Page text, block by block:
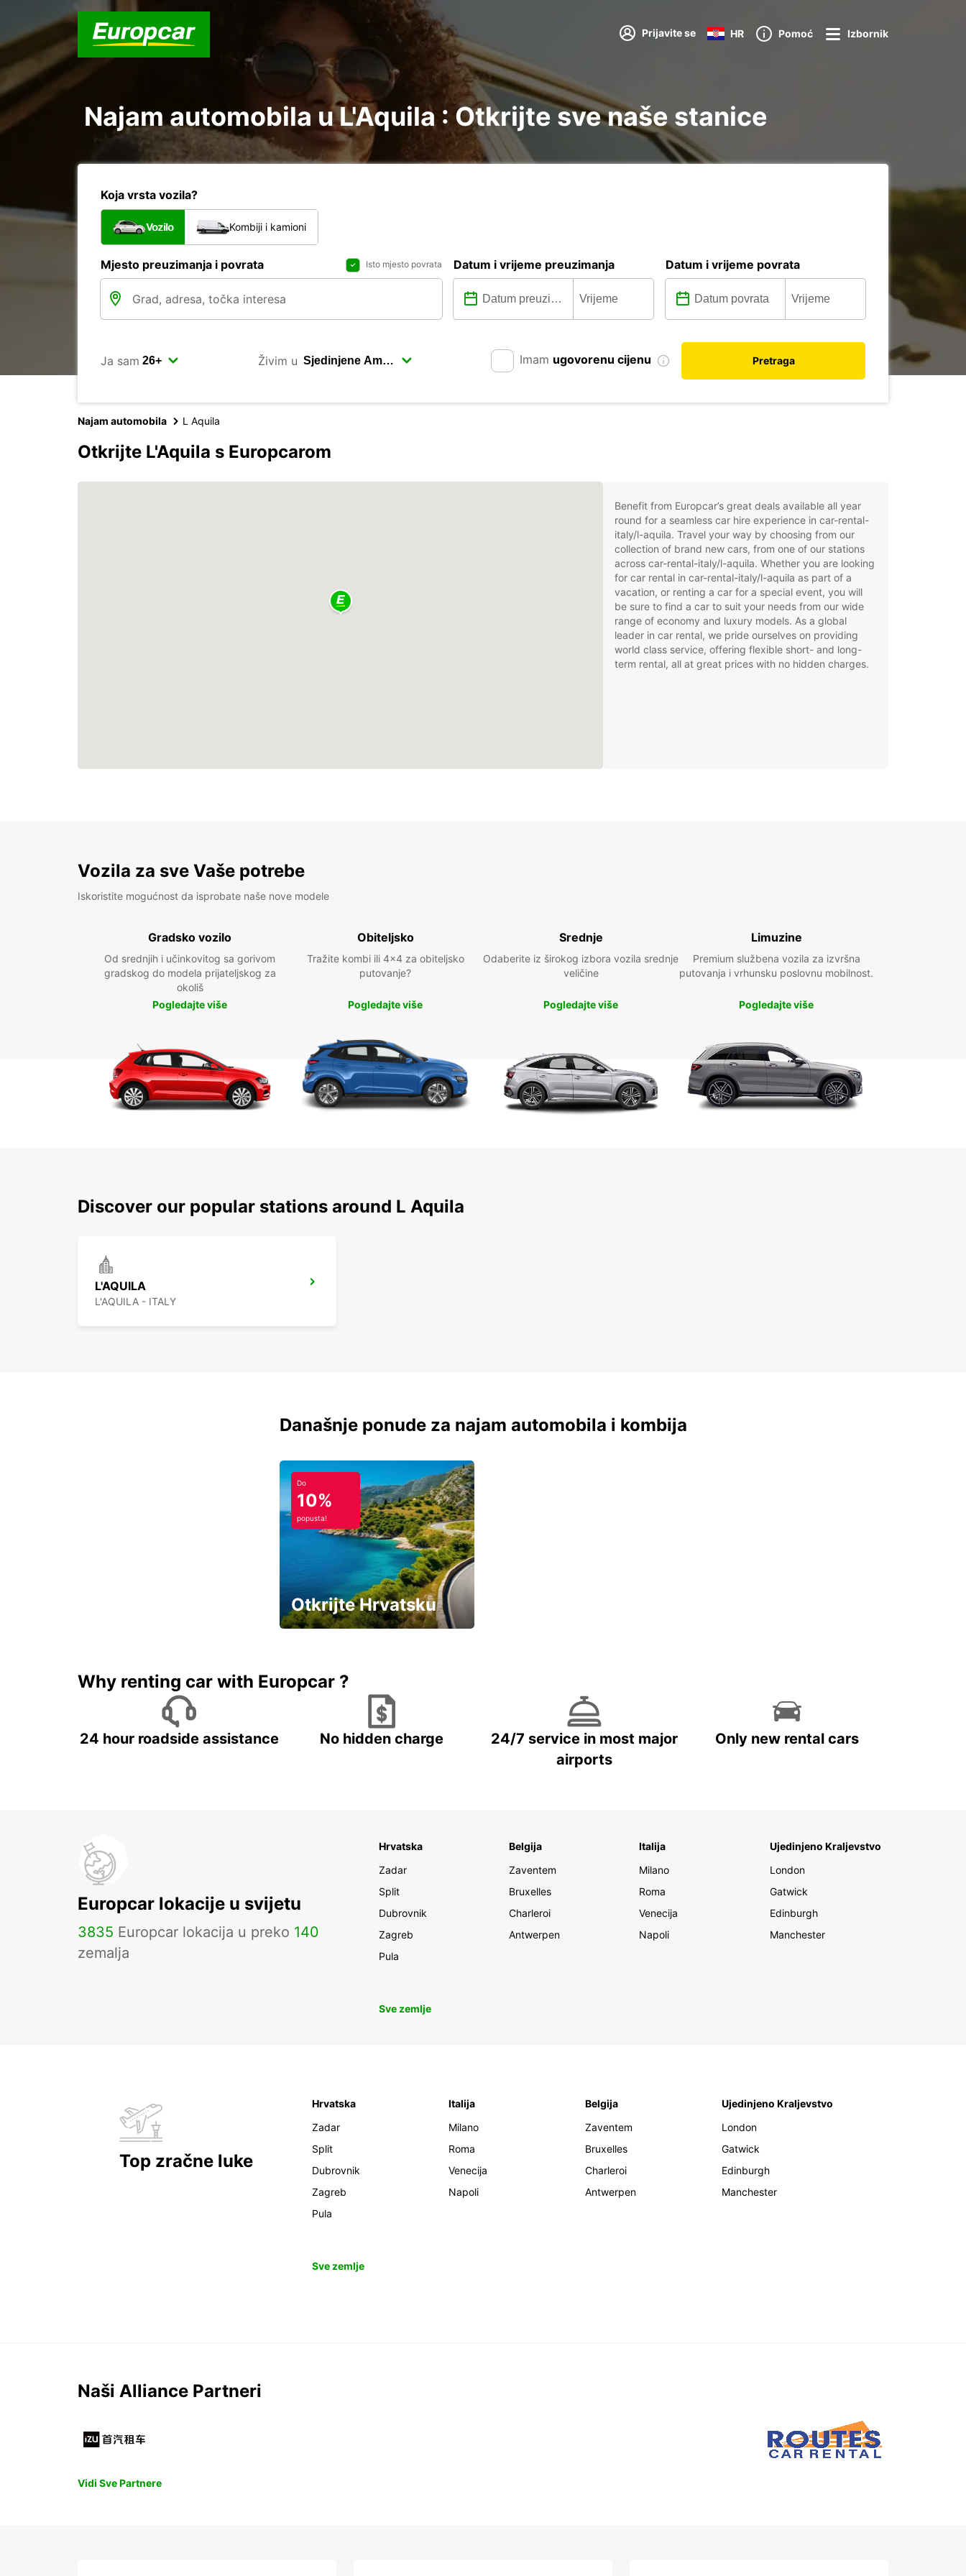
Prijavite se HR Pomoć Izbornik
Najam automobila u L'Aquila : Otkrijte sve naše stanice
Koja vrsta vozila?
Vozilo Kombiji i kamioni
Mjesto preuzimanja i povrata Isto mjesto povrata Datum i vrijeme preuzimanja Datum i vrijeme povrata
Ja sam Živim u Imam ugovorenu cijenu Pretraga
Najam automobila L Aquila
Otkrijte L'Aquila s Europcarom
Benefit from Europcar’s great deals available all year
round for a seamless car hire experience in car-rental-
italy/l-aquila. Travel your way by choosing from our
collection of brand new cars, from one of our stations
across car-rental-italy/l-aquila. Whether you are looking
for car rental in car-rental-italy/l-aquila as part of a
vacation, or renting a car for a special event, you will
be sure to find a car to suit your needs from our wide
range of economy and luxury models. As a global
leader in car rental, we pride ourselves on providing
world class service, offering flexible short- and long-
term rental, all at great prices with no hidden charges.
Vozila za sve Vaše potrebe
Iskoristite mogućnost da isprobate naše nove modele
Gradsko vozilo
Od srednjih i učinkovitog sa gorivom
gradskog do modela prijateljskog za
okoliš
Pogledajte više
Obiteljsko
Tražite kombi ili 4x4 za obiteljsko
putovanje?
Pogledajte više
Srednje
Odaberite iz širokog izbora vozila srednje
veličine
Pogledajte više
Limuzine
Premium službena vozila za izvršna
putovanja i vrhunsku poslovnu mobilnost.
Pogledajte više
Discover our popular stations around L Aquila
L'AQUILA
L'AQUILA - ITALY
Današnje ponude za najam automobila i kombija
Do
10%
popusta!
Otkrijte Hrvatsku
Why renting car with Europcar ?
24 hour roadside assistance No hidden charge
24/7 service in most major
airports
Only new rental cars
Europcar lokacije u svijetu
3835 Europcar lokacija u preko 140
zemalja
Hrvatska
Zadar
Split
Dubrovnik
Zagreb
Pula
Belgija
Zaventem
Bruxelles
Charleroi
Antwerpen
Italija
Milano
Roma
Venecija
Napoli
Ujedinjeno Kraljevstvo
London
Gatwick
Edinburgh
Manchester
Sve zemlje
Top zračne luke
Hrvatska
Zadar
Split
Dubrovnik
Zagreb
Pula
Italija
Milano
Roma
Venecija
Napoli
Belgija
Zaventem
Bruxelles
Charleroi
Antwerpen
Ujedinjeno Kraljevstvo
London
Gatwick
Edinburgh
Manchester
Sve zemlje
Naši Alliance Partneri
Vidi Sve Partnere